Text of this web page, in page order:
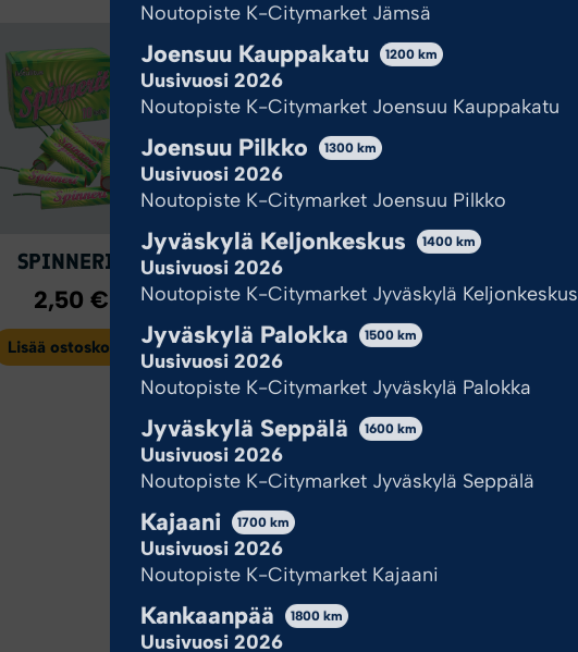
SPINNERIT
2,50 €
Lisää ostoskoriin
THUNDERSTORM
5,95€
Lisää ostoskoriin
2,50
Noutopiste K-Citymarket Jämsä
Joensuu Kauppakatu 1200 km
Uusivuosi 2026
Noutopiste K-Citymarket Joensuu Kauppakatu
Joensuu Pilkko 1300 km
Uusivuosi 2026
Noutopiste K-Citymarket Joensuu Pilkko
Jyväskylä Keljonkeskus 1400 km
Uusivuosi 2026
Noutopiste K-Citymarket Jyväskylä Keljonkeskus
Jyväskylä Palokka 1500 km
Uusivuosi 2026
Noutopiste K-Citymarket Jyväskylä Palokka
Jyväskylä Seppälä 1600 km
Uusivuosi 2026
Noutopiste K-Citymarket Jyväskylä Seppälä
Kajaani 1700 km
Uusivuosi 2026
Noutopiste K-Citymarket Kajaani
Kankaanpää 1800 km
Uusivuosi 2026